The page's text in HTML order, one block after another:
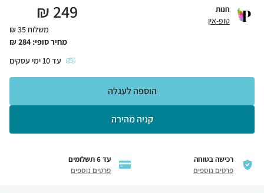
חנות
טופ-אין 249
₪
משלוח 35 ₪
מחיר סופי: 284
₪
עד10 ימי עסקים
קניה מהירה
הוספה לעגלה
רכישה בטוחה
פרטים נוספים
עד 6 תשלומים
פרטים נוספים